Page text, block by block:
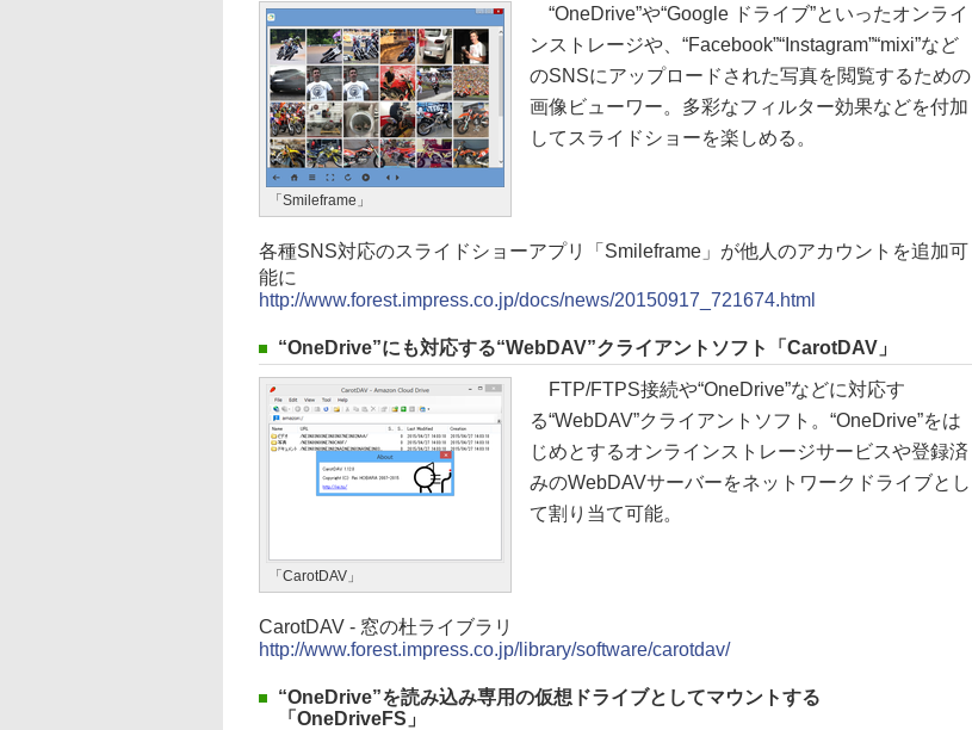
「Smileframe」
“OneDrive”や“Google ドライブ”といったオンライ
ンストレージや、“Facebook”“Instagram”“mixi”など
のSNSにアップロードされた写真を閲覧するための
画像ビューワー。多彩なフィルター効果などを付加
してスライドショーを楽しめる。
各種SNS対応のスライドショーアプリ「Smileframe」が他人のアカウントを追加可
能に
http://www.forest.impress.co.jp/docs/news/20150917_721674.html
“OneDrive”にも対応する“WebDAV”クライアントソフト「CarotDAV」
「CarotDAV」
FTP/FTPS接続や“OneDrive”などに対応す
る“WebDAV”クライアントソフト。“OneDrive”をは
じめとするオンラインストレージサービスや登録済
みのWebDAVサーバーをネットワークドライブとし
て割り当て可能。
CarotDAV - 窓の杜ライブラリ
http://www.forest.impress.co.jp/library/software/carotdav/
“OneDrive”を読み込み専用の仮想ドライブとしてマウントする
「OneDriveFS」